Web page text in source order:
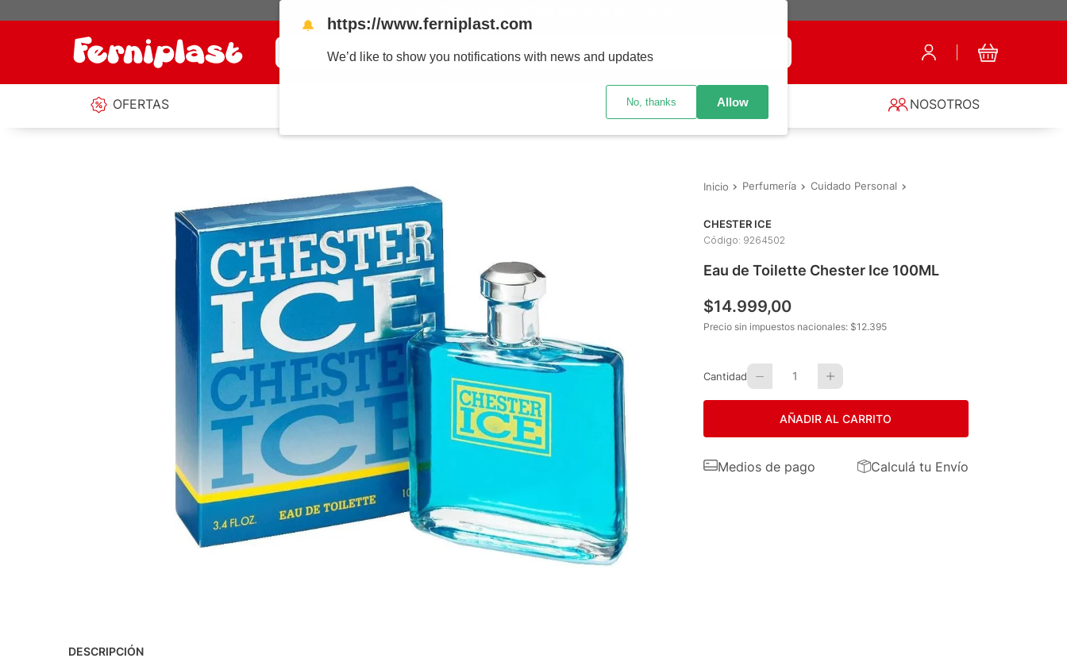
¿Qué estás buscando?
OFERTAS SUCURSALES NOSOTROS
DESCRIPCIÓN
Perfumería Cuidado Personal
CHESTER ICE
Código: 9264502
Eau de Toilette Chester Ice 100ML
$14.999,00
Precio sin impuestos nacionales: $12.395
Cantidad 1
AÑADIR AL CARRITO
Medios de pago Calculá tu Envío
🔔 https://www.ferniplast.com
We’d like to show you notifications with news and updates
No, thanks Allow